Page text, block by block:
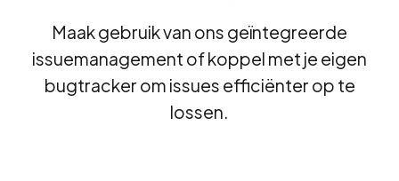
Maak gebruik van ons geïntegreerde
issuemanagement of koppel met je eigen
bugtracker om issues efficiënter op te
lossen.